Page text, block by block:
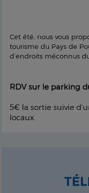
Cet été, nous vous
tourisme du Pays de
d’endroits méconnus
RDV sur le parking
5€ la sortie suivie
locaux.